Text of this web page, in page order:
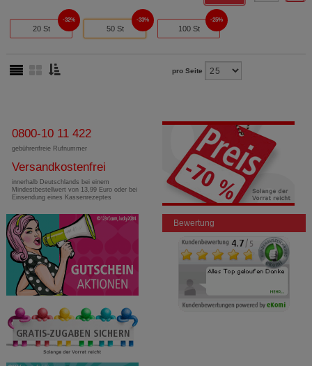
20 St
32%
50 St
33%
100 St
25%
pro Seite
0800-10 11 422
gebührenfreie Rufnummer
Versandkostenfrei
innerhalb Deutschlands bei einem
Mindestbestellwert von 13,99 Euro oder bei
Einsendung eines Kassenrezeptes
Bewertung